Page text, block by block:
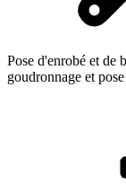
Pose d'enrobé et de
goudronnage et